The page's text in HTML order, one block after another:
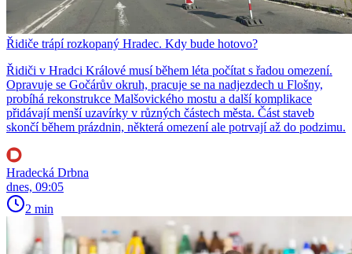
Řidiče trápí rozkopaný Hradec. Kdy bude hotovo?
Řidiči v Hradci Králové musí během léta počítat s řadou omezení.
Opravuje se Gočárův okruh, pracuje se na nadjezdech u Flošny,
probíhá rekonstrukce Malšovického mostu a další komplikace
přidávají menší uzavírky v různých částech města. Část staveb
skončí během prázdnin, některá omezení ale potrvají až do podzimu.
Hradecká Drbna
dnes, 09:05
2 min